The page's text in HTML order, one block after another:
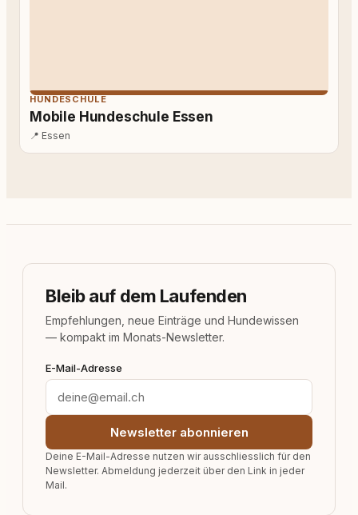
HUNDESCHULE
Mobile Hundeschule Essen
📍 Essen
Bleib auf dem Laufenden
Empfehlungen, neue Einträge und Hundewissen
— kompakt im Monats-Newsletter.
E-Mail-Adresse
Newsletter abonnieren
Deine E-Mail-Adresse nutzen wir ausschliesslich für den
Newsletter. Abmeldung jederzeit über den Link in jeder
Mail.